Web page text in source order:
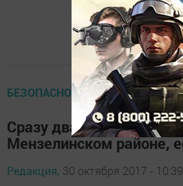
БЕЗОПАСНОСТЬ НА ДОРОГЕ
Сразу два крупных ДТП
Мензелинском районе,
Редакция, 30 октября 2017 - 10:39